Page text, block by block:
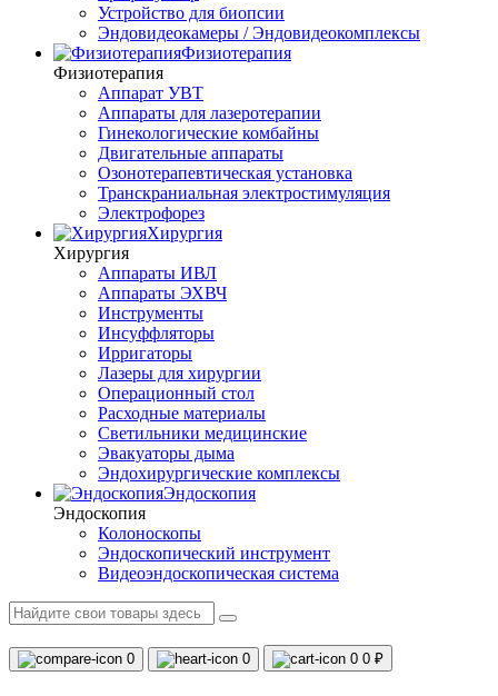
Устройство для биопсии
Эндовидеокамеры / Эндовидеокомплексы
Физиотерапия
Физиотерапия
Аппарат УВТ
Аппараты для лазеротерапии
Гинекологические комбайны
Двигательные аппараты
Озонотерапевтическая установка
Транскраниальная электростимуляция
Электрофорез
Хирургия
Хирургия
Аппараты ИВЛ
Аппараты ЭХВЧ
Инструменты
Инсуффляторы
Ирригаторы
Лазеры для хирургии
Операционный стол
Расходные материалы
Светильники медицинские
Эвакуаторы дыма
Эндохирургические комплексы
Эндоскопия
Эндоскопия
Колоноскопы
Эндоскопический инструмент
Видеоэндоскопическая система
0 0 0 0 ₽